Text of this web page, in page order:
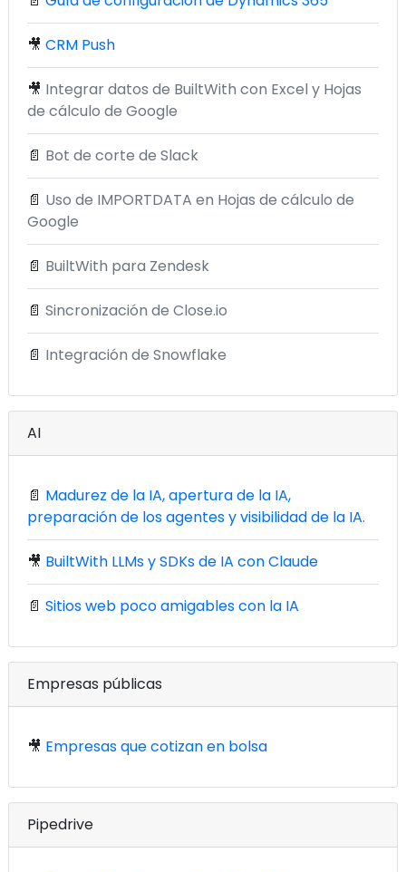
🎥 CRM Push
🎥 Integrar datos de BuiltWith con Excel y Hojas
de cálculo de Google
📄 Bot de corte de Slack
📄 Uso de IMPORTDATA en Hojas de cálculo de
Google
📄 BuiltWith para Zendesk
📄 Sincronización de Close.io
📄 Integración de Snowflake
AI
📄 Madurez de la IA, apertura de la IA,
preparación de los agentes y visibilidad de la IA.
🎥 BuiltWith LLMs y SDKs de IA con Claude
📄 Sitios web poco amigables con la IA
Empresas públicas
🎥 Empresas que cotizan en bolsa
Pipedrive